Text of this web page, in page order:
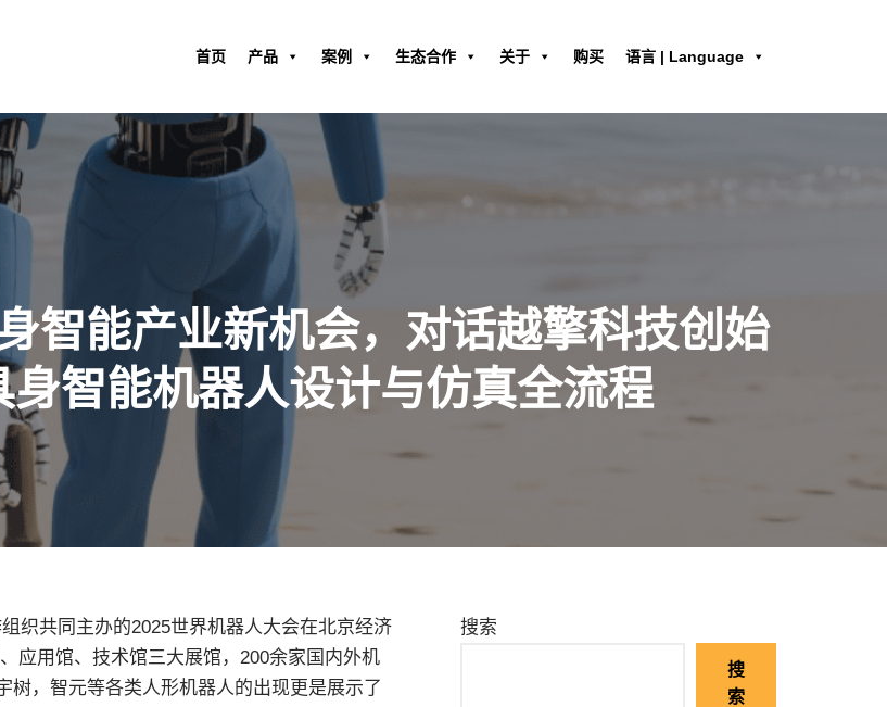
首页 产品 案例 生态合作 关于 购买 语言 | Language
智能产业新机会，对话越擎科技创始
智能机器人设计与仿真全流程
织共同主办的2025世界机器人大会在北京经济
应用馆、技术馆三大展馆，200余家国内外机
树，智元等各类人形机器人的出现更是展示了
搜索
搜
索